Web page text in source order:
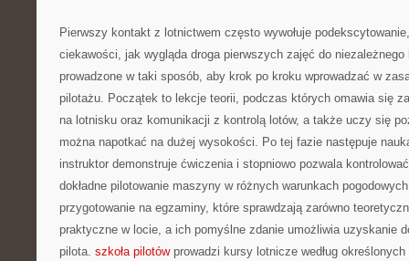
Pierwszy kontakt z lotnictwem często wywołuje
ciekawości, jak wygląda droga pierwszych zajęć do
prowadzone w taki sposób, aby krok po kroku wprowadzać w
pilotażu. Początek to lekcje teorii, podczas których omawia się
na lotnisku oraz komunikacji z kontrolą lotów, a także uczy się
można napotkać na dużej wysokości. Po tej fazie następuje
instruktor demonstruje ćwiczenia i stopniowo pozwala
dokładne pilotowanie maszyny w różnych warunkach
przygotowanie na egzaminy, które sprawdzają zarówno
praktyczne w locie, a ich pomyślne zdanie umożliwia uzyskanie
pilota. szkoła pilotówprowadzi kursy lotnicze według określonych